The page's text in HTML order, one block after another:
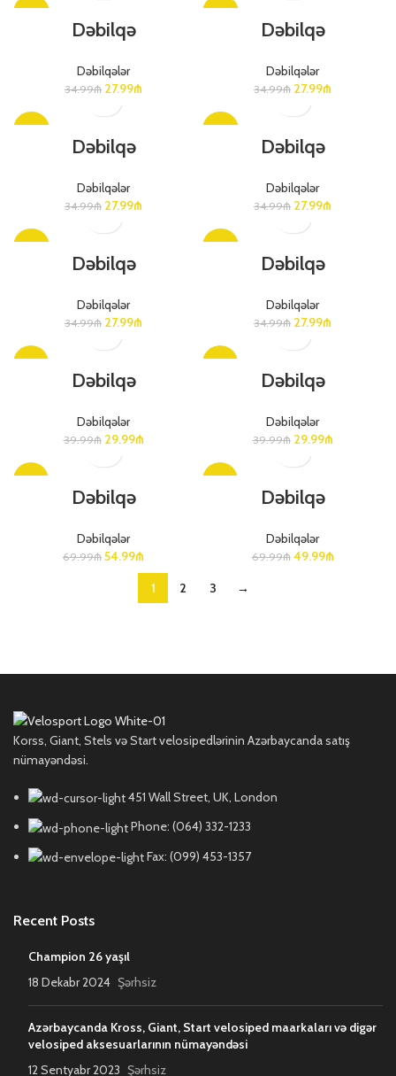
-20%
Dəbilqə
Dəbilqələr
34.99₼ 27.99₼
-20%
Dəbilqə
Dəbilqələr
34.99₼ 27.99₼
-20%
Dəbilqə
Dəbilqələr
34.99₼ 27.99₼
-20%
Dəbilqə
Dəbilqələr
34.99₼ 27.99₼
-20%
Dəbilqə
Dəbilqələr
34.99₼ 27.99₼
-20%
Dəbilqə
Dəbilqələr
34.99₼ 27.99₼
-25%
Dəbilqə
Dəbilqələr
39.99₼ 29.99₼
-25%
Dəbilqə
Dəbilqələr
39.99₼ 29.99₼
-21%
Dəbilqə
Dəbilqələr
69.99₼ 54.99₼
-29%
Dəbilqə
Dəbilqələr
69.99₼ 49.99₼
1
2 3 →
Korss, Giant, Stels və Start velosipedlərinin Azərbaycanda satış
nümayəndəsi.
451 Wall Street, UK, London
Phone: (064) 332-1233
Fax: (099) 453-1357
Recent Posts
Champion 26 yaşıl
18 Dekabr 2024 Şərhsiz
Azərbaycanda Kross, Giant, Start velosiped maarkaları və digər
velosiped aksesuarlarının nümayəndəsi
12 Sentyabr 2023 Şərhsiz